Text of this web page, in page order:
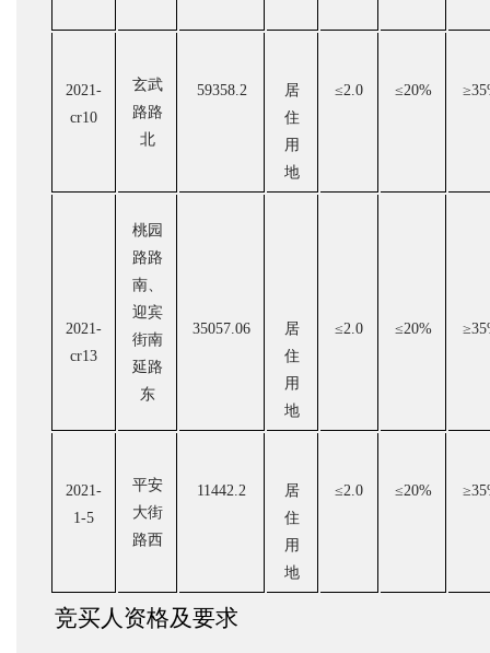
2021-
cr10
玄武
路路
北
59358.2
居
住
用
地
≤2.0 ≤20% ≥
2021-
cr13
桃园
路路
南、
迎宾
街南
延路
东
35057.06
居
住
用
地
≤2.0 ≤20% ≥
2021-
1-5
平安
大街
路西
11442.2
居
住
用
地
≤2.0 ≤20% ≥
竞买人资格及要求